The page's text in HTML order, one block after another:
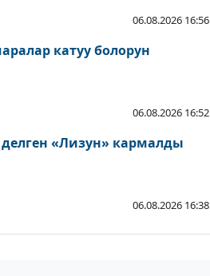
06.08.2026 16:56
катуу болорун
06.08.2026 16:52
«Лизун» кармалды
06.08.2026 16:38